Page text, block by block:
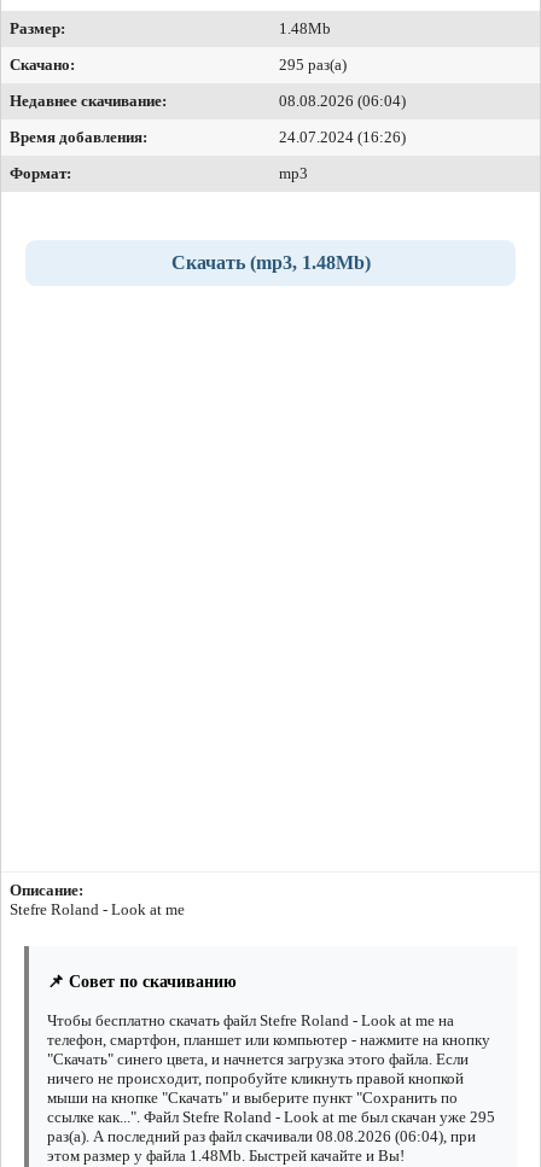
Размер:
1.48Mb
Скачано:
295 раз(а)
Недавнее скачивание:
08.08.2026 (06:04)
Время добавления:
24.07.2024 (16:26)
Формат:
mp3
Скачать (mp3, 1.48Mb)
Описание:
Stefre Roland - Look at me
📌 Совет по скачиванию
Чтобы бесплатно скачать файл Stefre Roland - Look at me на
телефон, смартфон, планшет или компьютер - нажмите на кнопку
"Скачать" синего цвета, и начнется загрузка этого файла. Если
ничего не происходит, попробуйте кликнуть правой кнопкой
мыши на кнопке "Скачать" и выберите пункт "Сохранить по
ссылке как...". Файл Stefre Roland - Look at me был скачан уже 295
раз(а). А последний раз файл скачивали 08.08.2026 (06:04), при
этом размер у файла 1.48Mb. Быстрей качайте и Вы!